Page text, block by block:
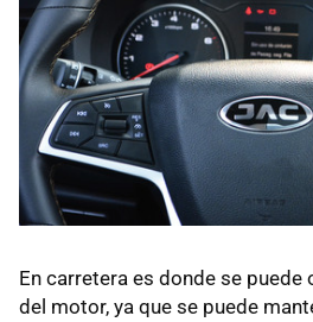
En carretera es donde se puede
del motor, ya que se puede